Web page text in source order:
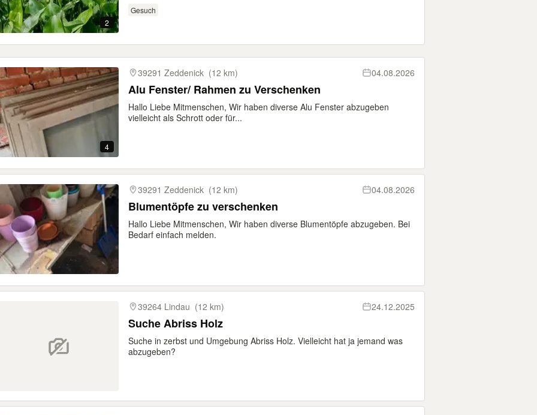
2
Gesuch
4
39291 Zeddenick (12 km) 04.08.2026
Alu Fenster/ Rahmen zu Verschenken
Hallo Liebe Mitmenschen, Wir haben diverse Alu Fenster abzugeben
vielleicht als Schrott oder für...
39291 Zeddenick (12 km) 04.08.2026
Blumentöpfe zu verschenken
Hallo Liebe Mitmenschen, Wir haben diverse Blumentöpfe abzugeben. Bei
Bedarf einfach melden.
39264 Lindau (12 km) 24.12.2025
Suche Abriss Holz
Suche in zerbst und Umgebung Abriss Holz. Vielleicht hat ja jemand was
abzugeben?